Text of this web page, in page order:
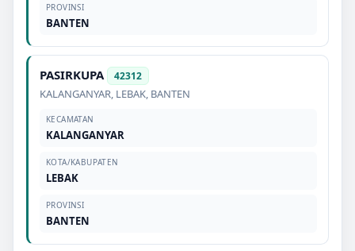
PROVINSI
BANTEN
PASIRKUPA 42312
KALANGANYAR, LEBAK, BANTEN
KECAMATAN
KALANGANYAR
KOTA/KABUPATEN
LEBAK
PROVINSI
BANTEN